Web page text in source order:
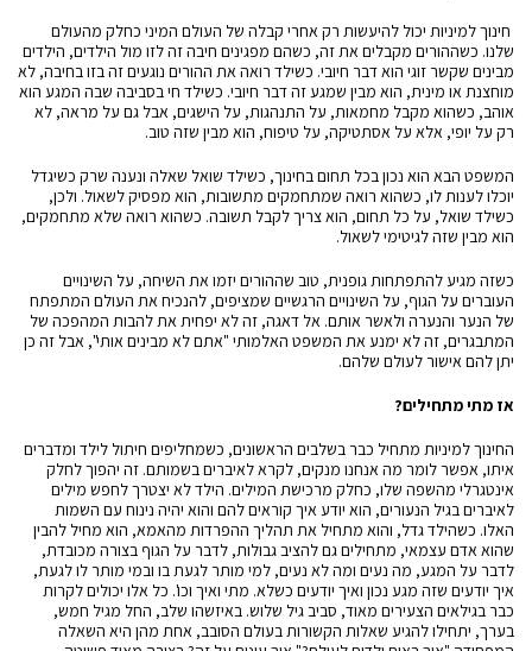
חינוך למיניות יכול להיעשות רק אחרי קבלה של העולם המיני כחלק מהעולם
שלנו. כשההורים מקבלים את זה, כשהם מפגינים חיבה זה לזו מול הילדים, הילדים
מבינים שקשר זוגי הוא דבר חיובי. כשילד רואה את ההורים נוגעים זה בזו בחיבה, לא
מוחצנת או מינית, הוא מבין שמגע זה דבר חיובי. כשילד חי בסביבה שבה המגע הוא
אוהב, כשהוא מקבל מחמאות, על התנהגות, על הישגים, אבל גם על מראה, לא
רק על יופי, אלא על אסתטיקה, על טיפוח, הוא מבין שזה טוב.
המשפט הבא הוא נכון בכל תחום בחינוך, כשילד שואל שאלה ונענה שרק כשיגדל
יוכלו לענות לו, כשהוא רואה שמתחמקים מתשובות, הוא מפסיק לשאול. ולכן,
כשילד שואל, על כל תחום, הוא צריך לקבל תשובה. כשהוא רואה שלא מתחמקים,
הוא מבין שזה לגיטימי לשאול.
כשזה מגיע להתפתחות גופנית, טוב שההורים יזמו את השיחה, על השינויים
העוברים על הגוף, על השינויים הרגשיים שמציפים, להנכיח את העולם המתפתח
של הנער והנערה ולאשר אותם. אל דאגה, זה לא יפחית את להבות המהפכה של
המתבגרים, זה לא ימנע את המשפט האלמותי "אתם לא מבינים אותי", אבל זה כן
יתן להם אישור לעולם שלהם.
אז מתי מתחילים?
החינוך למיניות מתחיל כבר בשלבים הראשונים, כשמחליפים חיתול לילד ומדברים
איתו, אפשר לומר מה אנחנו מנקים, לקרא לאיברים בשמותם. זה יהפוך לחלק
אינטגרלי מהשפה שלו, כחלק מרכישת המילים. הילד לא יצטרך לחפש מילים
לאיברים בגיל הנעורים, הוא יודע איך קוראים להם והוא יהיה נינוח עם השמות
האלו. כשהילד גדל, והוא מתחיל את תהליך ההפרדות מהאמא, הוא מחיל להבין
שהוא אדם עצמאי, מתחילים גם להציב גבולות, לדבר על הגוף בצורה מכובדת,
לדבר על המגע, מה נעים ומה לא נעים, למי מותר לגעת בו ובמי מותר לו לגעת,
איך יודעים שזה מגע נכון ואיך יודעים כשלא. מתי ואיך וכו'. כל אלו יכולים לקרות
כבר בגילאים הצעירים מאוד, סביב גיל שלוש. באיזשהו שלב, החל מגיל חמש,
בערך, יתחילו להגיע שאלות הקשורות בעולם הסובב, אחת מהן היא השאלה